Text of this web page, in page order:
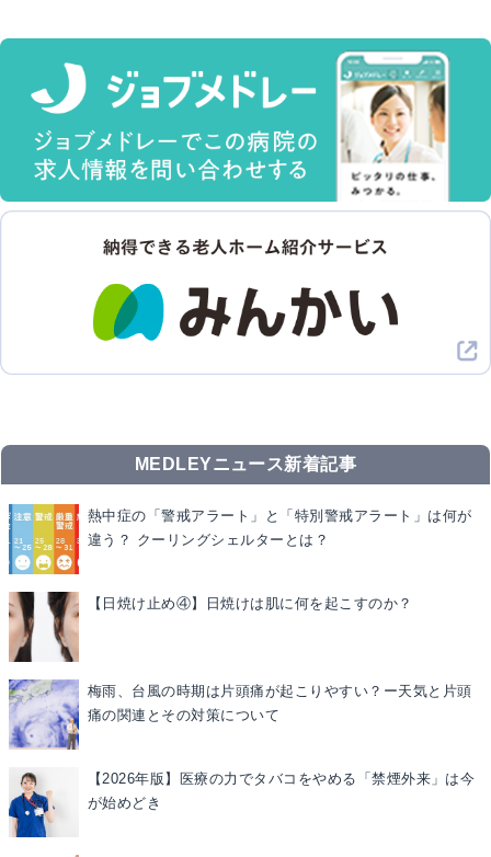
MEDLEYニュース新着記事
熱中症の「警戒アラート」と「特別警戒アラート」は何が
違う？ クーリングシェルターとは？
【日焼け止め④】日焼けは肌に何を起こすのか？
梅雨、台風の時期は片頭痛が起こりやすい？ー天気と片頭
痛の関連とその対策について
【2026年版】医療の力でタバコをやめる「禁煙外来」は今
が始めどき